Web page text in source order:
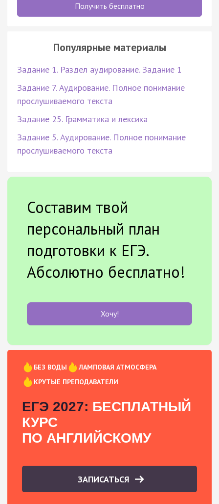
Получить бесплатно
Популярные материалы
Задание 1. Раздел аудирование. Задание 1
Задание 7. Аудирование. Полное понимание
прослушиваемого текста
Задание 25. Грамматика и лексика
Задание 5. Аудирование. Полное понимание
прослушиваемого текста
Составим твой
персональный план
подготовки к ЕГЭ.
Абсолютно бесплатно!
Хочу!
БЕЗ ВОДЫ
ЛАМПОВАЯ АТМОСФЕРА
КРУТЫЕ ПРЕПОДАВАТЕЛИ
ЕГЭ 2027: БЕСПЛАТНЫЙ
КУРС
ПО АНГЛИЙСКОМУ
ЗАПИСАТЬСЯ